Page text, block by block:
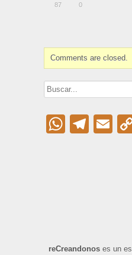
87 0
Comments are closed.
reCreandonos es un